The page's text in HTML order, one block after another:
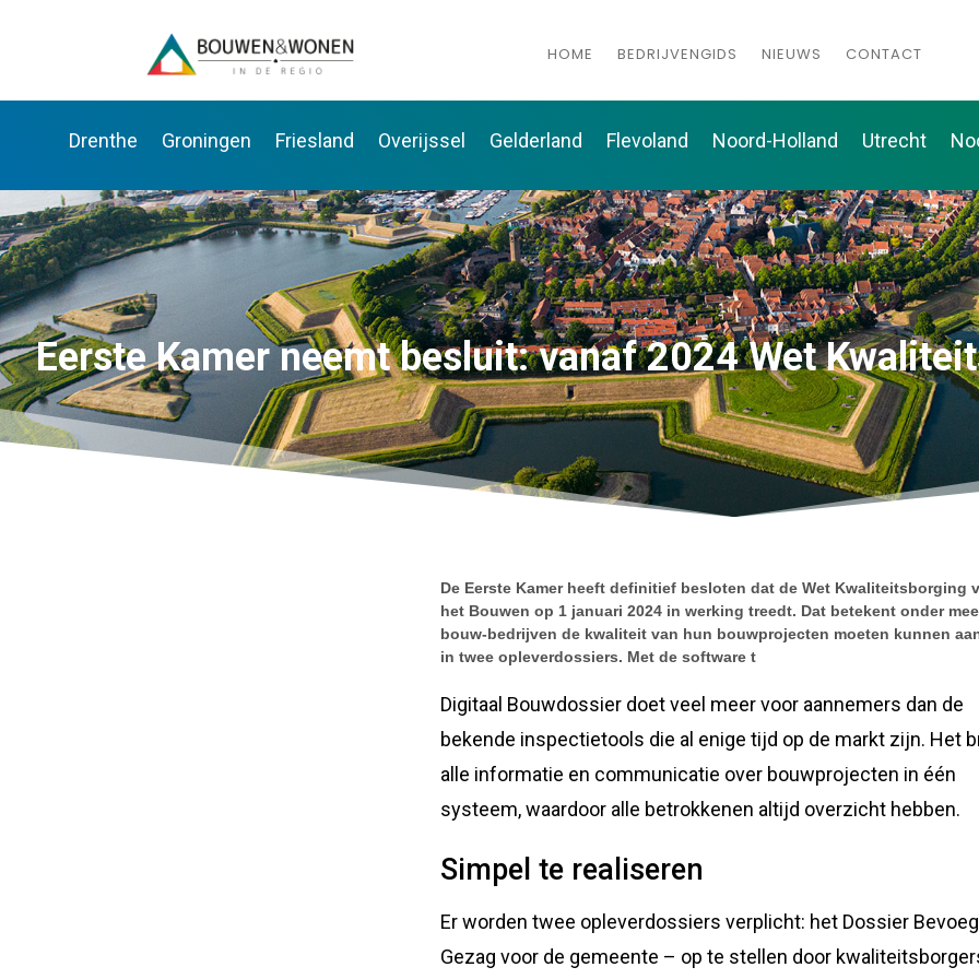
HOME BEDRIJVENGIDS NIEUWS CONTACT
Drenthe Groningen Friesland Overijssel Gelderland Flevoland Noord-Holland Utrecht
Eerste Kamer neemt besluit: vanaf 2024 Wet
De Eerste Kamer heeft definitief besloten dat de Wet Kwaliteitsborging
het Bouwen op 1 januari 2024 in werking treedt. Dat betekent onder
bouw-bedrijven de kwaliteit van hun bouwprojecten moeten kunnen
in twee opleverdossiers. Met de software t
Digitaal Bouwdossier doet veel meer voor aannemers dan de
bekende inspectietools die al enige tijd op de markt zijn. Het
alle informatie en communicatie over bouwprojecten in één
systeem, waardoor alle betrokkenen altijd overzicht hebben.
Simpel te realiseren
Er worden twee opleverdossiers verplicht: het Dossier
Gezag voor de gemeente – op te stellen door